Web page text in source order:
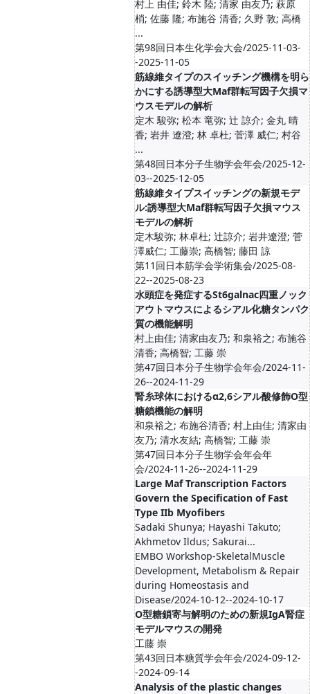
村上 由佳; 鈴木 陸; 清家 由友乃; 萩原
梢; 佐藤 隆; 布施谷 清香; 久野 敦; 高橋
...
第98回日本生化学会大会/2025-11-03-
-2025-11-05
筋線維タイプのスイッチング機構を明ら
かにする誘導型大Maf群転写因子欠損マ
ウスモデルの解析
定木 駿弥; 松本 竜弥; 辻 諒介; 金丸 晴
香; 岩井 遼澄; 林 卓杜; 菅澤 威仁; 村谷
...
第48回日本分子生物学会年会/2025-12-
03--2025-12-05
筋線維タイプスイッチングの新規モデ
ル:誘導型大Maf群転写因子欠損マウス
モデルの解析
定木駿弥; 林卓杜; 辻諒介; 岩井遼澄; 菅
澤威仁; 工藤崇; 高橋智; 藤田 諒
第11回日本筋学会学術集会/2025-08-
22--2025-08-23
水頭症を発症するSt6galnac四重ノック
アウトマウスによるシアル化糖タンパク
質の機能解明
村上由佳; 清家由友乃; 和泉裕之; 布施谷
清香; 高橋智; 工藤 崇
第47回日本分子生物学会年会/2024-11-
26--2024-11-29
腎糸球体におけるα2,6シアル酸修飾O型
糖鎖機能の解明
和泉裕之; 布施谷清香; 村上由佳; 清家由
友乃; 清水友結; 高橋智; 工藤 崇
第47回日本分子生物学会年会年
会/2024-11-26--2024-11-29
Large Maf Transcription Factors
Govern the Specification of Fast
Type IIb Myofibers
Sadaki Shunya; Hayashi Takuto;
Akhmetov Ildus; Sakurai...
EMBO Workshop-SkeletalMuscle
Development, Metabolism & Repair
during Homeostasis and
Disease/2024-10-12--2024-10-17
O型糖鎖寄与解明のための新規IgA腎症
モデルマウスの開発
工藤 崇
第43回日本糖質学会年会/2024-09-12-
-2024-09-14
Analysis of the plastic changes